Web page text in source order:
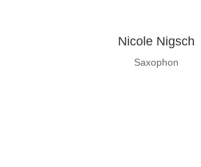
Nicole Nigsch
Saxophon